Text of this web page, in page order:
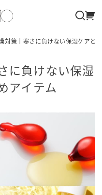
対策｜寒さに負けない保湿ケアと
に負けない保湿
アイテム